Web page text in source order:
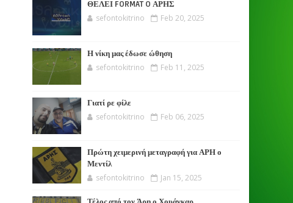
ΘΕΛΕΙ FORMAT O ΑΡΗΣ
sefontokitrino Feb 20, 2025
Η νίκη μας έδωσε ώθηση
sefontokitrino Feb 11, 2025
Γιατί ρε φίλε
sefontokitrino Feb 06, 2025
Πρώτη χειμερινή μεταγραφή για ΑΡΗ ο
Μεντίλ
sefontokitrino Jan 15, 2025